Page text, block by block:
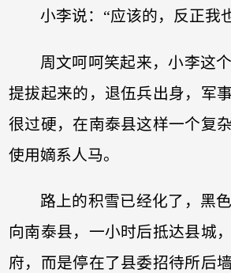
小李说：“应该的，反正我
周文呵呵笑起来，小李这
提拔起来的，退伍兵出身，军
很过硬，在南泰县这样一个复
使用嫡系人马。
路上的积雪已经化了，黑
向南泰县，一小时后抵达县城
府，而是停在了县委招待所后